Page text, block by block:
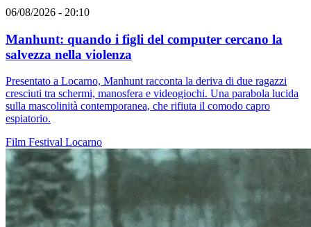
06/08/2026 - 20:10
Manhunt: quando i figli del computer cercano la
salvezza nella violenza
Presentato a Locarno, Manhunt racconta la deriva di due ragazzi
cresciuti tra schermi, manosfera e videogiochi. Una parabola lucida
sulla mascolinità contemporanea, che rifiuta il comodo capro
espiatorio.
Film Festival Locarno